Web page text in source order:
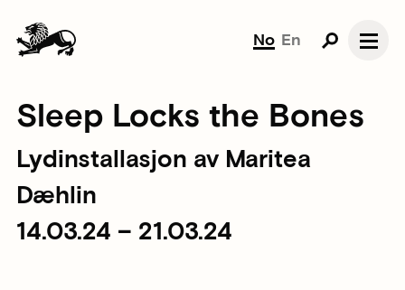
No En
Sleep Locks the Bones
Lydinstallasjon av Maritea
Dæhlin
14.03.24 – 21.03.24